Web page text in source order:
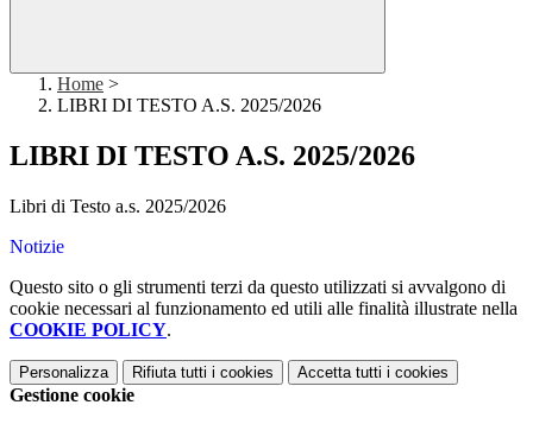
Home >
LIBRI DI TESTO A.S. 2025/2026
LIBRI DI TESTO A.S. 2025/2026
Libri di Testo a.s. 2025/2026
Notizie
Questo sito o gli strumenti terzi da questo utilizzati si avvalgono di
cookie necessari al funzionamento ed utili alle finalità illustrate nella
COOKIE POLICY.
Personalizza Rifiuta tutti i cookies Accetta tutti i cookies
Gestione cookie